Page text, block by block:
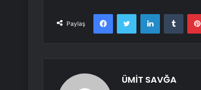
Paylaş
FacebookTwitter LinkedIn
ÜMİT SAVĞA